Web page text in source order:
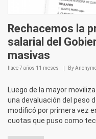
Rechacemos la
salarial del
masivas
hace7 años 11 meses By
Luego de la mayor
una devaluación del peso
modificó por primera vez
cuotas que puso como